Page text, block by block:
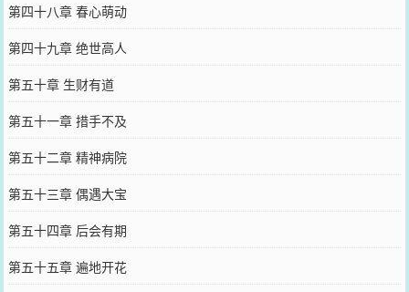
第四十八章 春心萌动
第四十九章 绝世高人
第五十章 生财有道
第五十一章 措手不及
第五十二章 精神病院
第五十三章 偶遇大宝
第五十四章 后会有期
第五十五章 遍地开花